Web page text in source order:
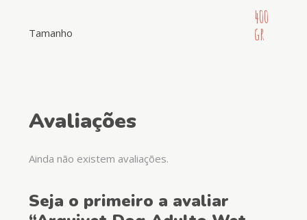
Tamanho
400
gr
Avaliações
Ainda não existem avaliações.
Seja o primeiro a avaliar